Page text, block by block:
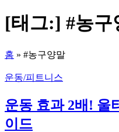
기
[태그:] #농구
홈 » #농구양말
운동/피트니스
운동 효과 2배! 울
이드